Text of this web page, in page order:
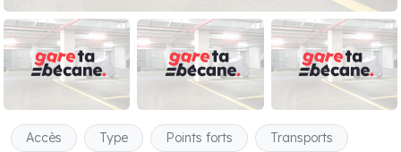
Accès Type Points forts
Transports